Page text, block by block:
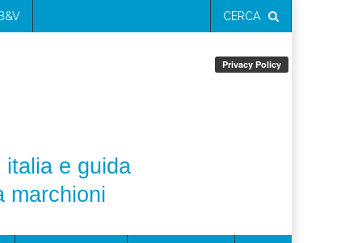
CERCA
italia e guida
marchioni